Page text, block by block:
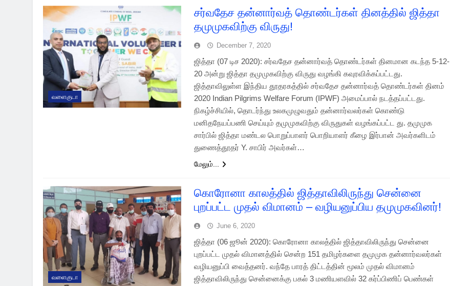
வளைகுடா
சர்வதேச தன்னார்வத் தொண்டர்கள் தினத்தில் ஜித்தா
தமுமுகவிற்கு விருது!
December 7, 2020
ஜித்தா (07 டிச 2020): சர்வதேச தன்னார்வத் தொண்டர்கள் தினமான கடந்த 5-12-
20 அன்று ஜித்தா தமுமுகவிற்கு விருது வழங்கி கவுரவிக்கப்பட்டது.
ஜித்தாவிலுள்ள இந்திய தூதரகத்தில் சர்வதேச தன்னார்வத் தொண்டர்கள் தினம்
2020 Indian Pilgrims Welfare Forum (IPWF) அமைப்பால் நடத்தப்பட்டது.
நிகழ்ச்சியில், தொடர்ந்து உலகமுழுவதும் தன்னார்வலர்கள் கொண்டு
மனிதநேயப்பணி செய்யும் தமுமுகவிற்கு விருதுகள் வழங்கப்பட்ட து. தமுமுக
சார்பில் ஜித்தா மண்டல பொறுப்பாளர் பொறியாளர் கீழை இர்பான் அவர்களிடம்
துணைத்தூதர் Y. சாபிர் அவர்கள்…
மேலும்...
வளைகுடா
கொரோனா காலத்தில் ஜித்தாவிலிருந்து சென்னை
புறப்பட்ட முதல் விமானம் – வழியனுப்பிய தமுமுகவினர்!
June 6, 2020
ஜித்தா (06 ஜூன் 2020): கொரோனா காலத்தில் ஜித்தாவிலிருந்து சென்னை
புறப்பட்ட முதல் விமானத்தில் சென்ற 151 தமிழர்களை தமுமுக தன்னார்வலர்கள்
வழியனுப்பி வைத்தனர். வந்தே பாரத் திட்டத்தின் மூலம் முதல் விமானம்
ஜித்தாவிலிருந்து சென்னைக்கு பகல் 3 மணியளவில் 32 கர்ப்பிணிப் பெண்கள்